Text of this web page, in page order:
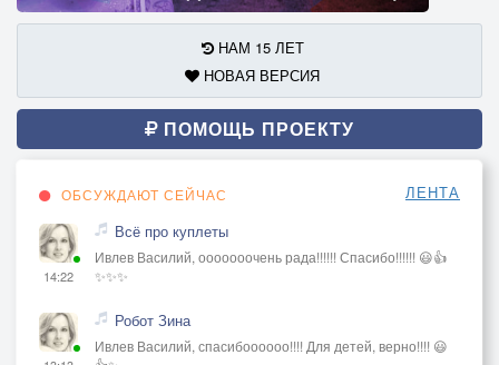
НАМ 15 ЛЕТ
НОВАЯ ВЕРСИЯ
ПОМОЩЬ ПРОЕКТУ
ОБСУЖДАЮТ СЕЙЧАС ЛЕНТА
14:22
Всё про куплеты
Ивлев Василий, ооооооочень рада!!!!!! Спасибо!!!!!! 😃👍
✨✨✨
Робот Зина
Ивлев Василий, спасибоооооо!!!! Для детей, верно!!!! 😃